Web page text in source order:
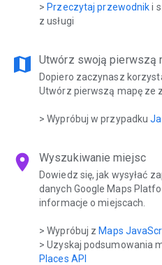
>Przeczytaj przewodniki
z usługi
map Utwórz swoją pierwszą
Dopiero zaczynasz
Utwórz pierwszą mapę ze
> Wypróbuj w przypadku
location_on Wyszukiwanie miejsc
Dowiedz się, jak wysyłać
danych Google Maps
informacje o miejscach.
> Wypróbuj zMaps
> Uzyskaj podsumowania
Places API